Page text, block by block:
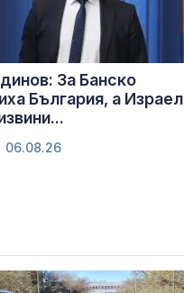
За Банско
България, а Израел
06.08.26